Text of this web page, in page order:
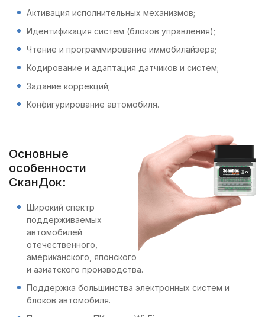
Активация исполнительных механизмов;
Идентификация систем (блоков управления);
Чтение и программирование иммобилайзера;
Кодирование и адаптация датчиков и систем;
Задание коррекций;
Конфигурирование автомобиля.
Основные
особенности
СканДок:
Широкий спектр
поддерживаемых
автомобилей
отечественного,
американского, японского
и азиатского производства.
Поддержка большинства электронных систем и
блоков автомобиля.